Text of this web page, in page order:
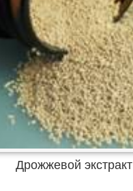
Дрожжевой экстракт